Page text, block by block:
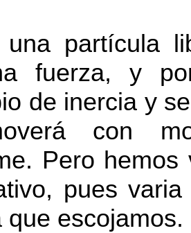
una partícula
fuerza, y
de inercia y
con
Pero
pues
que escojamos.